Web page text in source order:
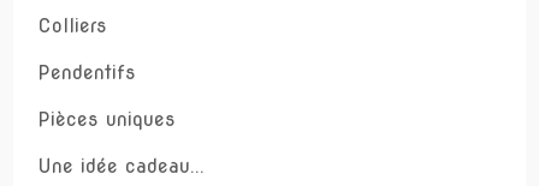
Colliers
Pendentifs
Pièces uniques
Une idée cadeau...